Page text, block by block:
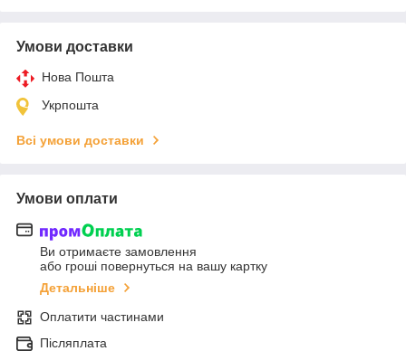
Умови доставки
Нова Пошта
Укрпошта
Всі умови доставки
Умови оплати
Ви отримаєте замовлення
або гроші повернуться на вашу картку
Детальніше
Оплатити частинами
Післяплата